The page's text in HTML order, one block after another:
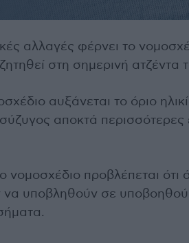
αλλαγές φέρνει το
στη σημερινή ατζέντα
αυξάνεται το όριο
αποκτά
νομοσχέδιο προβλέπεται
να υποβληθούν σε